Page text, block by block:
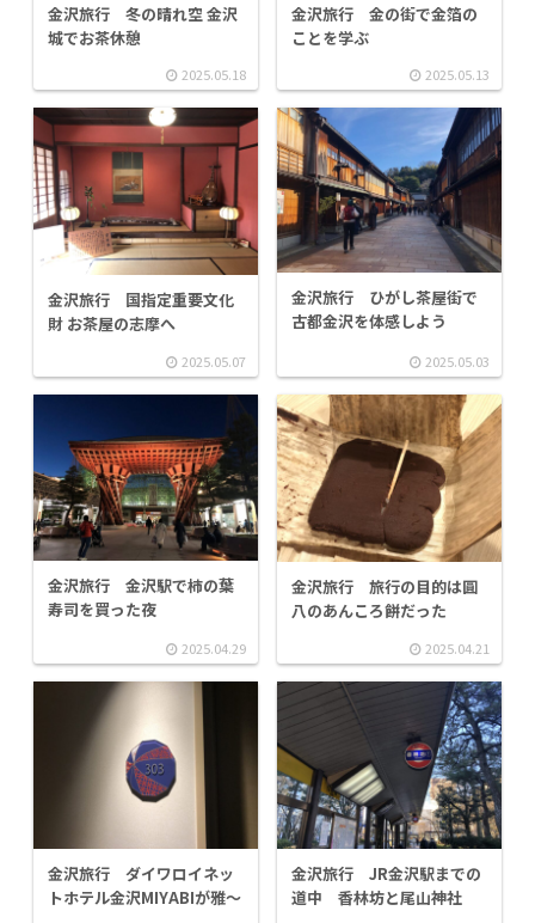
金沢旅行 冬の晴れ空 金沢
城でお茶休憩
2025.05.18
金沢旅行 金の街で金箔の
ことを学ぶ
2025.05.13
金沢旅行 国指定重要文化
財 お茶屋の志摩へ
2025.05.07
金沢旅行 ひがし茶屋街で
古都金沢を体感しよう
2025.05.03
金沢旅行 金沢駅で柿の葉
寿司を買った夜
2025.04.29
金沢旅行 旅行の目的は圓
八のあんころ餅だった
2025.04.21
金沢旅行 ダイワロイネッ
トホテル金沢MIYABIが雅～
金沢旅行 JR金沢駅までの
道中 香林坊と尾山神社